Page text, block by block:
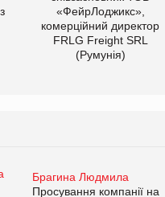
«ФейрЛоджикс»,
комерційний директор
FRLG Freight SRL
(Румунія)
Брагина Людмила
Просування компанії на